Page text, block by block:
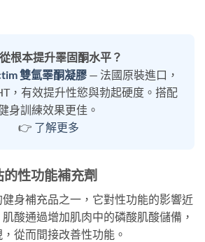
根本提升睪固酮水平？
雙氫睪酮凝膠 — 法國原裝進口，
，有效提升性慾與勃起硬度。搭配
身訓練效果更佳。
👉 了解更多
性功能補充劑
身補充品之一，它對性功能的影響近
酸通過增加肌肉中的磷酸肌酸儲備，
從而間接改善性功能。